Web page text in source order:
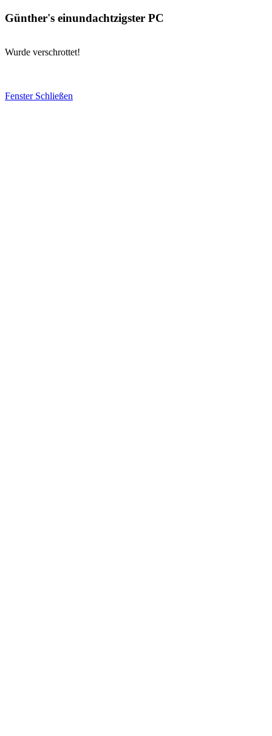
Günther's einundachtzigster PC
Wurde verschrottet!
Fenster Schließen